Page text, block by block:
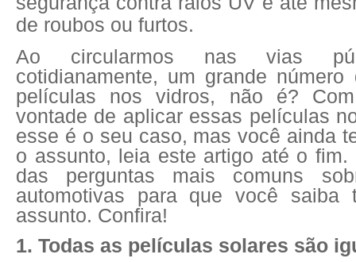
de roubos ou furtos.
Ao circularmos nas vias
cotidianamente, um grande
películas nos vidros, não é?
vontade de aplicar essas películas
esse é o seu caso, mas você ainda
o assunto, leia este artigo até o fim.
das perguntas mais comuns
automotivas para que você saiba
assunto. Confira!
1. Todas as películas solares são